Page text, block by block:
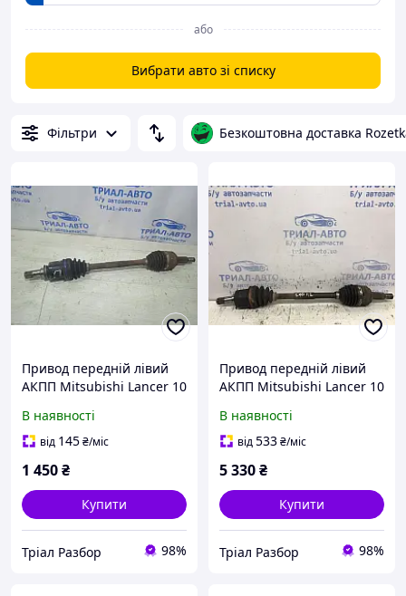
або
Вибрати авто зі списку
Фільтри Безкоштовна доставка
Привод передній лівий
АКПП Mitsubishi Lancer 10
у)
В наявності
від 145₴/міс
1 450₴
Купити
Тріал Разбор 98%
Привод передній лівий
АКПП Mitsubishi Lancer 10
у)
В наявності
від533₴/міс
5 330₴
Купити
Тріал Разбор 98%